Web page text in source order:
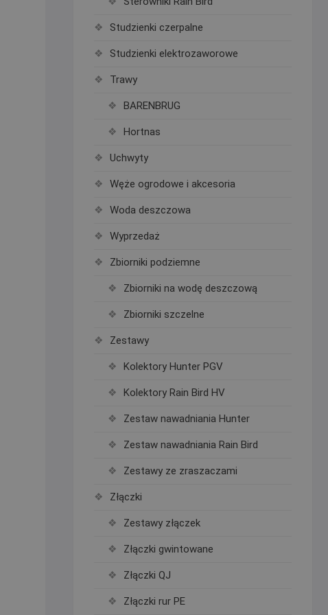
Studzienki czerpalne
Studzienki elektrozaworowe
Trawy
BARENBRUG
Hortnas
Uchwyty
Węże ogrodowe i akcesoria
Woda deszczowa
Wyprzedaż
Zbiorniki podziemne
Zbiorniki na wodę deszczową
Zbiorniki szczelne
Zestawy
Kolektory Hunter PGV
Kolektory Rain Bird HV
Zestaw nawadniania Hunter
Zestaw nawadniania Rain Bird
Zestawy ze zraszaczami
Złączki
Zestawy złączek
Złączki gwintowane
Złączki QJ
Złączki rur PE